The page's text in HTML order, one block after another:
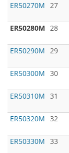
ER50270M 27
ER50280M 28
ER50290M 29
ER50300M 30
ER50310M 31
ER50320M 32
ER50330M 33